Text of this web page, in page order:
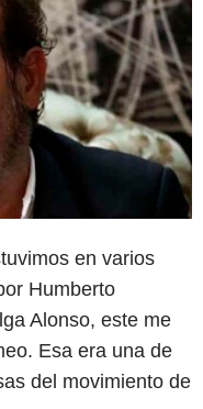
en varios
Humberto
Alonso, este me
Esa era una de
del movimiento de